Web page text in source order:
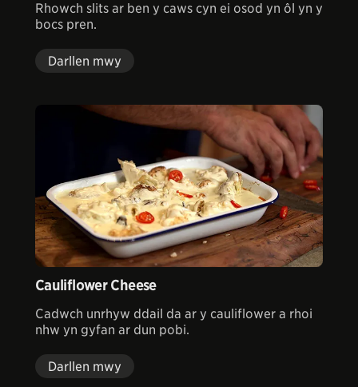
Rhowch slits ar ben y caws cyn ei osod yn ôl yn y
bocs pren.
Darllen mwy
Cauliflower Cheese
Cadwch unrhyw ddail da ar y cauliflower a rhoi
nhw yn gyfan ar dun pobi.
Darllen mwy